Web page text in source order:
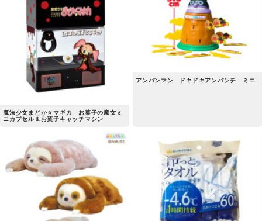
魔法少女まどか☆マギカ お菓子の魔女ミ
ニカプセル＆お菓子キャッチマシン
アンパンマン ドキドキアンパンチ ミニ